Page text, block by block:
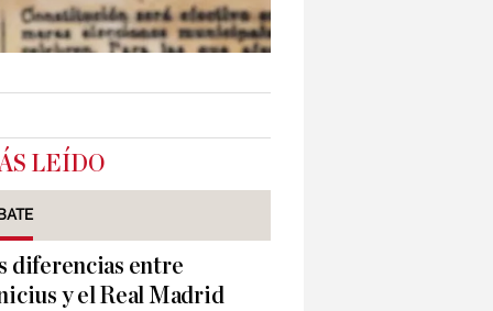
LEÍDO
diferencias entre
y el Real Madrid